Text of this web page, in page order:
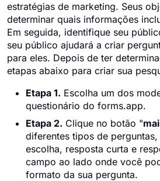
estratégias de marketing. Seus
determinar quais informações
Em seguida, identifique seu
seu público ajudará a criar
para eles. Depois de ter
etapas abaixo para criar sua
Etapa 1. Escolha um dos
questionário do forms.app.
Etapa 2. Clique no botão "
diferentes tipos de
escolha, resposta curta e
campo ao lado onde você
formato da sua pergunta.